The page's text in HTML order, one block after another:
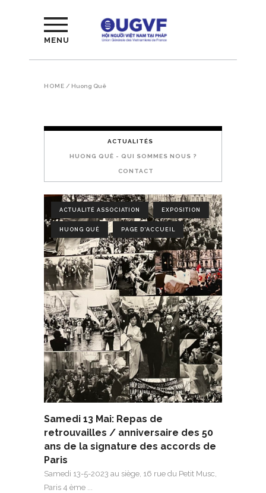
MENU
HOME / Huong Quê
ACTUALITÉS
HUONG QUÊ - QUI SOMMES NOUS ?
CONTACT
ACTUALITÉ ASSOCIATION EXPOSITION
HUONG QUÊ PAGE D'ACCUEIL
Samedi 13 Mai: Repas de
retrouvailles / anniversaire des 50
ans de la signature des accords de
Paris
Samedi 13-5-2023 au siège, 16 rue du Petit Musc,
Paris 4 ème